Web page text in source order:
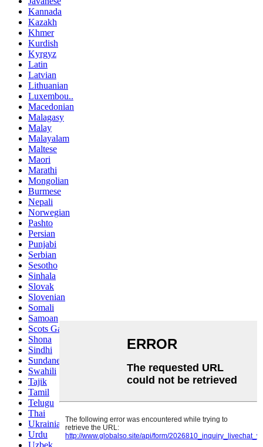
Kannada
Kazakh
Khmer
Kurdish
Kyrgyz
Latin
Latvian
Lithuanian
Luxembou..
Macedonian
Malagasy
Malay
Malayalam
Maltese
Maori
Marathi
Mongolian
Burmese
Nepali
Norwegian
Pashto
Persian
Punjabi
Serbian
Sesotho
Sinhala
Slovak
Slovenian
Somali
Samoan
Scots Gaelic
Shona
Sindhi
Sundanese
Swahili
Tajik
Tamil
Telugu
Thai
Ukrainian
Urdu
Uzbek